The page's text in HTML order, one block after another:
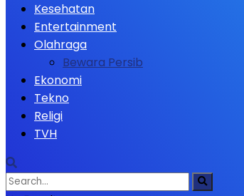
Kesehatan
Entertainment
Olahraga
Bewara Persib
Ekonomi
Tekno
Religi
TVH